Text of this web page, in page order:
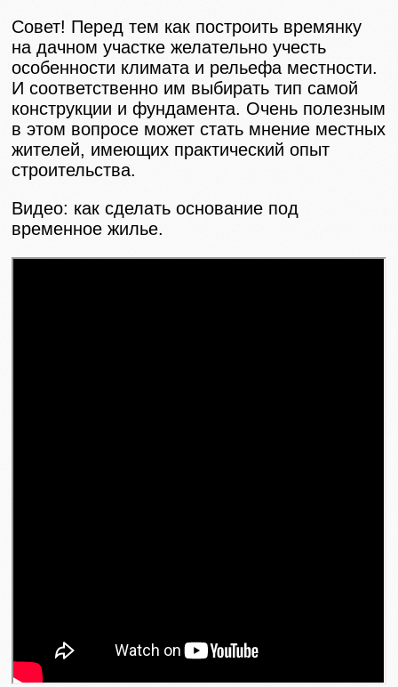
Совет! Перед тем как построить времянку
на дачном участке желательно учесть
особенности климата и рельефа местности.
И соответственно им выбирать тип самой
конструкции и фундамента. Очень полезным
в этом вопросе может стать мнение местных
жителей, имеющих практический опыт
строительства.
Видео: как сделать основание под
временное жилье.